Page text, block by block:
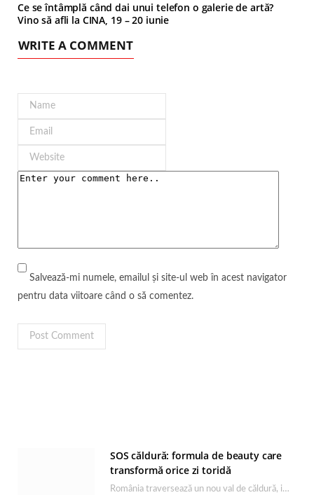
Ce se întâmplă când dai unui telefon o galerie de artă?
Vino să afli la CINA, 19 – 20 iunie
WRITE A COMMENT
Salvează-mi numele, emailul și site-ul web în acest navigator
pentru data viitoare când o să comentez.
SOS căldură: formula de beauty care
transformă orice zi toridă
România traversează un nou val de căldură, iar rutina de îngrijire capătă un rol esențial…